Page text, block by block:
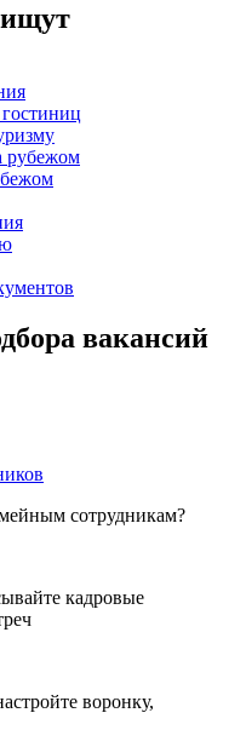
ищут
рубежом
вакансий
сотрудникам?
кадровые
воронку,